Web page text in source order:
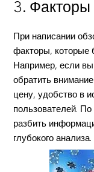
3. Факторы
При написании
факторы, которые
Например, если вы
обратить
цену, удобство в
пользователей.
разбить
глубокого анализа.